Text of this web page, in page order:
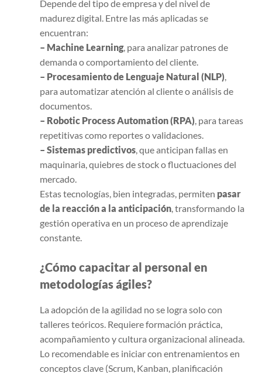
Depende del tipo de empresa y del nivel de
madurez digital. Entre las más aplicadas se
encuentran:
– Machine Learning, para analizar patrones de
demanda o comportamiento del cliente.
– Procesamiento de Lenguaje Natural (NLP),
para automatizar atención al cliente o análisis de
documentos.
– Robotic Process Automation (RPA), para tareas
repetitivas como reportes o validaciones.
– Sistemas predictivos, que anticipan fallas en
maquinaria, quiebres de stock o fluctuaciones del
mercado.
Estas tecnologías, bien integradas, permiten pasar
de la reacción a la anticipación, transformando la
gestión operativa en un proceso de aprendizaje
constante.
¿Cómo capacitar al personal en
metodologías ágiles?
La adopción de la agilidad no se logra solo con
talleres teóricos. Requiere formación práctica,
acompañamiento y cultura organizacional alineada.
Lo recomendable es iniciar con entrenamientos en
conceptos clave (Scrum, Kanban, planificación